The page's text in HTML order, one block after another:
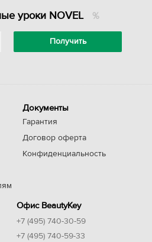
уроки NOVEL
Документы
Гарантия
Договор оферта
Конфиденциальность
Офис BeautyKey
+7 (495) 740-30-59
+7 (495) 740-59-33